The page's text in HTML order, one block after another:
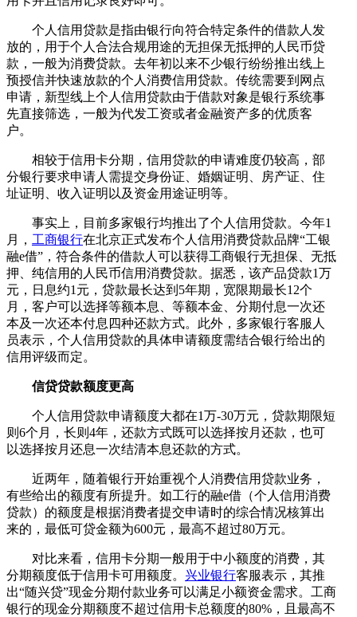
个人信用贷款是指由银行向符合特定条件的借款人发
放的，用于个人合法合规用途的无担保无抵押的人民币贷
款，一般为消费贷款。去年初以来不少银行纷纷推出线上
预授信并快速放款的个人消费信用贷款。传统需要到网点
申请，新型线上个人信用贷款由于借款对象是银行系统事
先直接筛选，一般为代发工资或者金融资产多的优质客
户。
相较于信用卡分期，信用贷款的申请难度仍较高，部
分银行要求申请人需提交身份证、婚姻证明、房产证、住
址证明、收入证明以及资金用途证明等。
事实上，目前多家银行均推出了个人信用贷款。今年1
月， 工商银行在北京正式发布个人信用消费贷款品牌“工银
融e借”，符合条件的借款人可以获得工商银行无担保、无抵
押、纯信用的人民币信用消费贷款。据悉，该产品贷款1万
元，日息约1元，贷款最长达到5年期，宽限期最长12个
月，客户可以选择等额本息、等额本金、分期付息一次还
本及一次还本付息四种还款方式。此外，多家银行客服人
员表示，个人信用贷款的具体申请额度需结合银行给出的
信用评级而定。
信贷贷款额度更高
个人信用贷款申请额度大都在1万-30万元，贷款期限短
则6个月，长则4年，还款方式既可以选择按月还款，也可
以选择按月还息一次结清本息还款的方式。
近两年，随着银行开始重视个人消费信用贷款业务，
有些给出的额度有所提升。如工行的融e借（个人信用消费
贷款）的额度是根据消费者提交申请时的综合情况核算出
来的，最低可贷金额为600元，最高不超过80万元。
对比来看，信用卡分期一般用于中小额度的消费，其
分期额度低于信用卡可用额度。 兴业银行客服表示，其推
出“随兴贷”现金分期付款业务可以满足小额资金需求。工商
银行的现金分期额度不超过信用卡总额度的80%，且最高不